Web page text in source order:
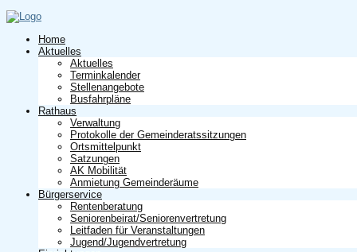
Home
Aktuelles
Aktuelles
Terminkalender
Stellenangebote
Busfahrpläne
Rathaus
Verwaltung
Protokolle der Gemeinderatssitzungen
Ortsmittelpunkt
Satzungen
AK Mobilität
Anmietung Gemeinderäume
Bürgerservice
Rentenberatung
Seniorenbeirat/Seniorenvertretung
Leitfaden für Veranstaltungen
Jugend/Jugendvertretung